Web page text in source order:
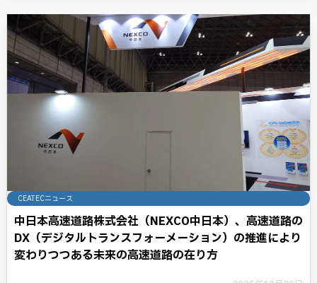
CEATECニュース
中日本高速道路株式会社（NEXCO中日本）、高速道路の
DX（デジタルトランスフォーメーション）の推進により
変わりつつある未来の高速道路の在り方